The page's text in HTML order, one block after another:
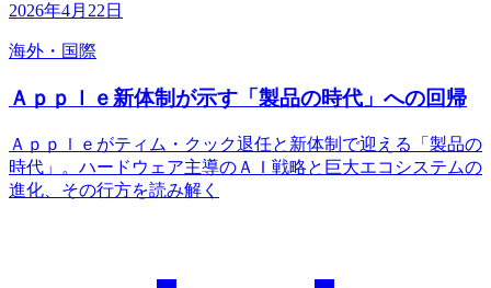
2026年4月22日
海外・国際
Ａｐｐｌｅ新体制が示す「製品の時代」への回帰
Ａｐｐｌｅがティム・クック退任と新体制で迎える「製品の
時代」。ハードウェア主導のＡＩ戦略と巨大エコシステムの
進化、その行方を読み解く